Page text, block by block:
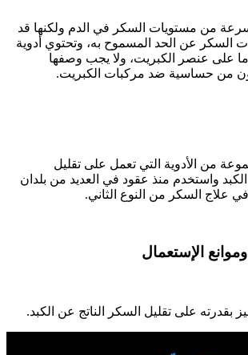
من مستويات السكر في الدم ولكنها قد
عن الحد المسموح به، وتحتوي أدوية
على عنصر الكبريت، ولا يجب وصفها
من حساسية ضد مركبات الكبريت.
من الأدوية التي تعمل على تقليل
الكبد واستخدم منذ عقود في العديد من بلدان
في علاج السكر من النوع الثاني.
الإستعمال